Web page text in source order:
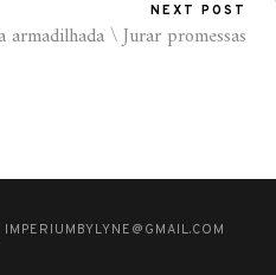
NEXT POST
armadilhada \ Jurar promessas